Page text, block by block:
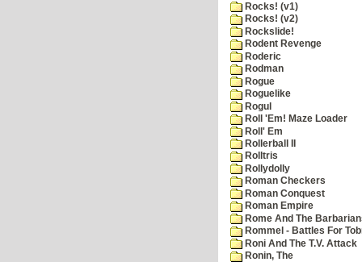
Rocks! (v1)
Rocks! (v2)
Rockslide!
Rodent Revenge
Roderic
Rodman
Rogue
Roguelike
Rogul
Roll 'Em! Maze Loader
Roll' Em
Rollerball II
Rolltris
Rollydolly
Roman Checkers
Roman Conquest
Roman Empire
Rome And The
Rommel - Battles For
Roni And The T.V. Attack
Ronin, The